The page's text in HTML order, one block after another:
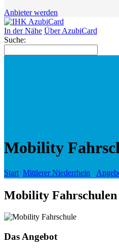
Anbieter werden
In der Nähe Über AzubiCard
Suche:
Mobility
Start Mittlerer Niederrhein
Mobility Fahrschulen
Das Angebot